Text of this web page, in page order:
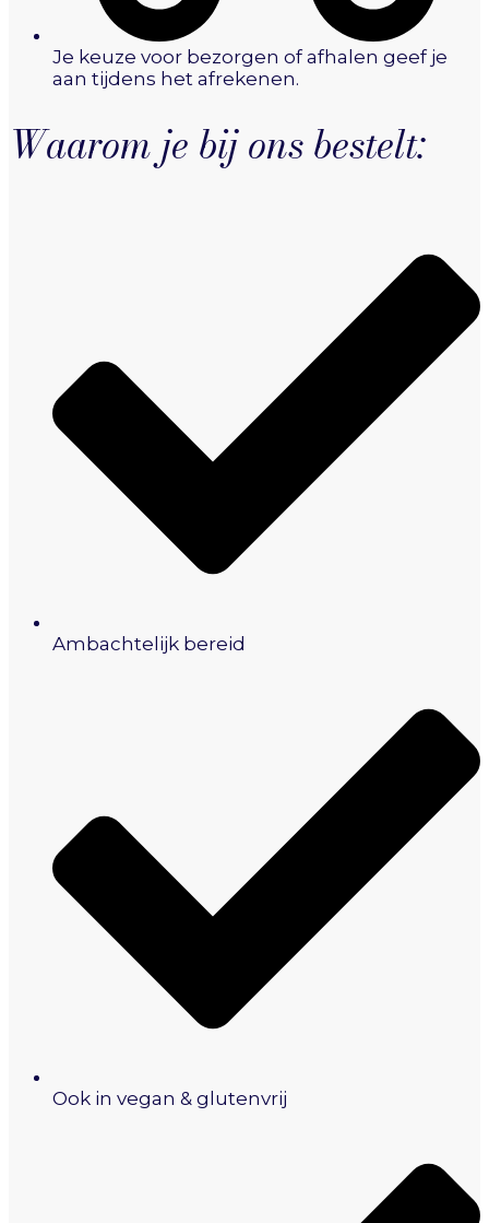
Je keuze voor bezorgen of afhalen geef je
aan tijdens het afrekenen.
Waarom je bij ons bestelt:
Ambachtelijk bereid
Ook in vegan & glutenvrij